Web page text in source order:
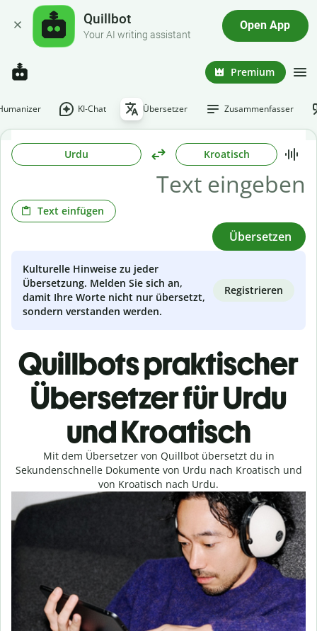
Quillbot
Your AI writing assistant
Open App
Premium
KI-Chat Übersetzer Zusammenfasser
Urdu Kroatisch
Text einfügen
Übersetzen
Kulturelle Hinweise zu jeder
Übersetzung. Melden Sie sich an,
damit Ihre Worte nicht nur übersetzt,
sondern verstanden werden.
Registrieren
Quillbots praktischer
Übersetzer für Urdu
und Kroatisch
Mit dem Übersetzer von Quillbot übersetzt du in
Sekundenschnelle Dokumente von Urdu nach Kroatisch und
von Kroatisch nach Urdu.